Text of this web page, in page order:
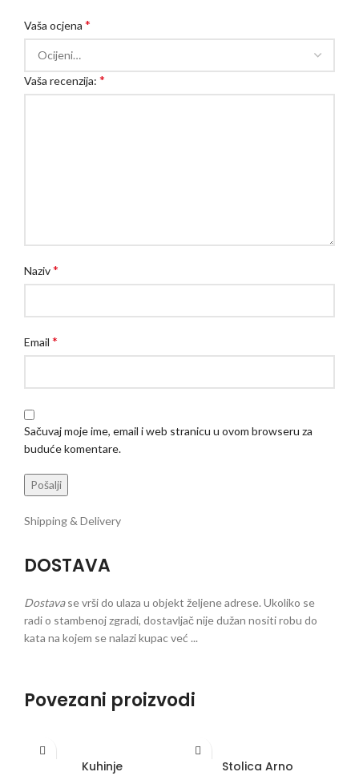
Vaša ocjena *
Vaša recenzija: *
Naziv*
Email *
Sačuvaj moje ime, email i web stranicu u ovom browseru za
buduće komentare.
Shipping & Delivery
DOSTAVA
Dostavase vrši do ulaza u objekt željene adrese. Ukoliko se
radi o stambenoj zgradi, dostavljač nije dužan nositi robu do
kata na kojem se nalazi kupac već ...
Povezani proizvodi
Kuhinje Stolica Arno